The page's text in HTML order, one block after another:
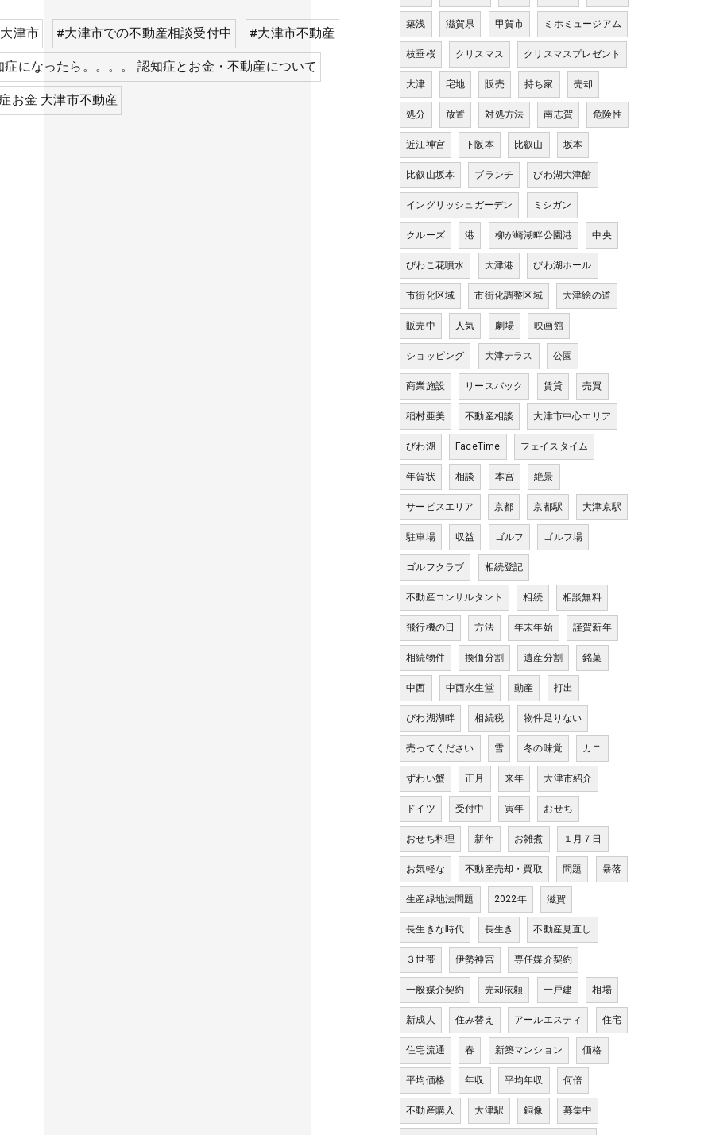
津市 #大津市での不動産相談受付中 #大津市不動産
になったら。。。。 認知症とお金・不動産について
お金 大津市不動産
築浅 滋賀県 甲賀市 ミホミュージアム
枝垂桜 クリスマス クリスマスプレゼント
大津 宅地 販売 持ち家 売却
処分 放置 対処方法 南志賀 危険性
近江神宮 下阪本 比叡山 坂本
比叡山坂本 ブランチ びわ湖大津館
イングリッシュガーデン ミシガン
クルーズ 港 柳が崎湖畔公園港 中央
びわこ花噴水 大津港 びわ湖ホール
市街化区域 市街化調整区域 大津絵の道
販売中 人気 劇場 映画館
ショッピング 大津テラス 公園
商業施設 リースバック 賃貸 売買
稲村亜美 不動産相談 大津市中心エリア
びわ湖 FaceTime フェイスタイム
年賀状 相談 本宮 絶景
サービスエリア 京都 京都駅 大津京駅
駐車場 収益 ゴルフ ゴルフ場
ゴルフクラブ 相続登記
不動産コンサルタント 相続 相談無料
飛行機の日 方法 年末年始 謹賀新年
相続物件 換価分割 遺産分割 銘菓
中西 中西永生堂 動産 打出
びわ湖湖畔 相続税 物件足りない
売ってください 雪 冬の味覚 カニ
ずわい蟹 正月 来年 大津市紹介
ドイツ 受付中 寅年 おせち
おせち料理 新年 お雑煮 １月７日
お気軽な 不動産売却・買取 問題 暴落
生産緑地法問題 2022年 滋賀
長生きな時代 長生き 不動産見直し
３世帯 伊勢神宮 専任媒介契約
一般媒介契約 売却依頼 一戸建 相場
新成人 住み替え アールエスティ 住宅
住宅流通 春 新築マンション 価格
平均価格 年収 平均年収 何倍
不動産購入 大津駅 銅像 募集中